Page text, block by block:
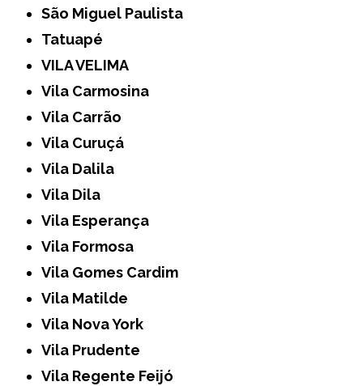
São Miguel Paulista
Tatuapé
VILA VELIMA
Vila Carmosina
Vila Carrão
Vila Curuçá
Vila Dalila
Vila Dila
Vila Esperança
Vila Formosa
Vila Gomes Cardim
Vila Matilde
Vila Nova York
Vila Prudente
Vila Regente Feijó